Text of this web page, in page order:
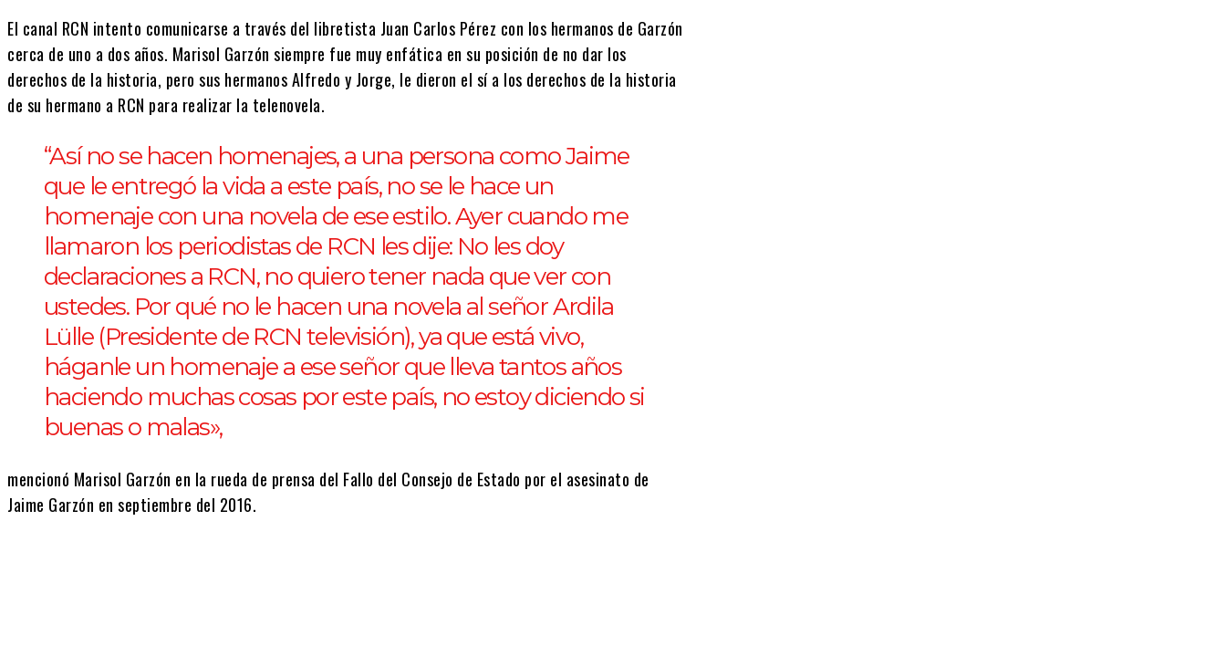
El canal RCN intento comunicarse a través del libretista Juan Carlos Pérez con los hermanos de Garzón
cerca de uno a dos años. Marisol Garzón siempre fue muy enfática en su posición de no dar los
derechos de la historia, pero sus hermanos Alfredo y Jorge, le dieron el sí a los derechos de la historia
de su hermano a RCN para realizar la telenovela.
“Así no se hacen homenajes, a una persona como Jaime
que le entregó la vida a este país, no se le hace un
homenaje con una novela de ese estilo. Ayer cuando me
llamaron los periodistas de RCN les dije: No les doy
declaraciones a RCN, no quiero tener nada que ver con
ustedes. Por qué no le hacen una novela al señor Ardila
Lülle (Presidente de RCN televisión), ya que está vivo,
háganle un homenaje a ese señor que lleva tantos años
haciendo muchas cosas por este país, no estoy diciendo si
buenas o malas»,
mencionó Marisol Garzón en la rueda de prensa del Fallo del Consejo de Estado por el asesinato de
Jaime Garzón en septiembre del 2016.